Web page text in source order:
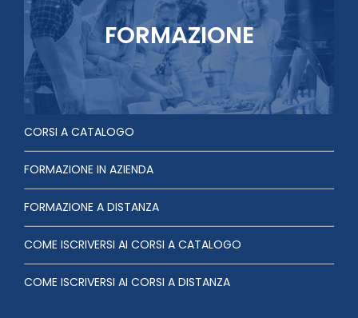
FORMAZIONE
CORSI A CATALOGO
FORMAZIONE IN AZIENDA
FORMAZIONE A DISTANZA
COME ISCRIVERSI AI CORSI A CATALOGO
COME ISCRIVERSI AI CORSI A DISTANZA